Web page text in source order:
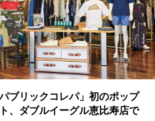
ブリックコレパ」初のポップ
、ダブルイーグル恵比寿店で